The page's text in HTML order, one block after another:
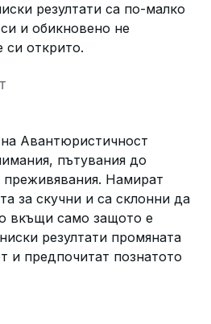
резултати са по-малко
и обикновено не
си открито.
Авантюристичност
пътувания до
преживявания. Намират
за скучни и са склонни да
вкъщи само защото е
резултати промяната
и предпочитат познатото